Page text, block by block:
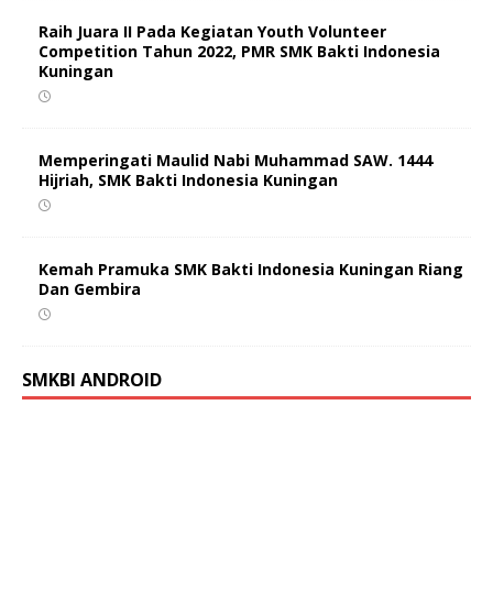
Raih Juara II Pada Kegiatan Youth Volunteer
Competition Tahun 2022, PMR SMK Bakti Indonesia
Kuningan
Memperingati Maulid Nabi Muhammad SAW. 1444
Hijriah, SMK Bakti Indonesia Kuningan
Kemah Pramuka SMK Bakti Indonesia Kuningan Riang
Dan Gembira
SMKBI ANDROID